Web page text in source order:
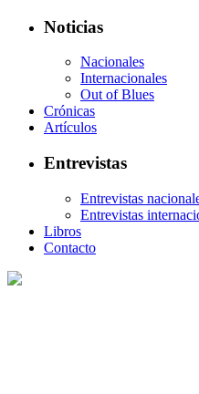
Noticias
Nacionales
Internacionales
Out of Blues
Crónicas
Artículos
Entrevistas
Entrevistas
Entrevistas
Libros
Contacto